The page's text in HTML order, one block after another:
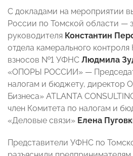
С докладами на мероприятии
России по Томской области —
руководителя Константин
отдела камерального
взносов №1 УФНС Людмила
«ОПОРЫ РОССИИ» —
налогам и бюджету, директор
Бизнеса» ATLANTA
член Комитета по налогам и
«Деловые связи» Елена
Представители УФНС по